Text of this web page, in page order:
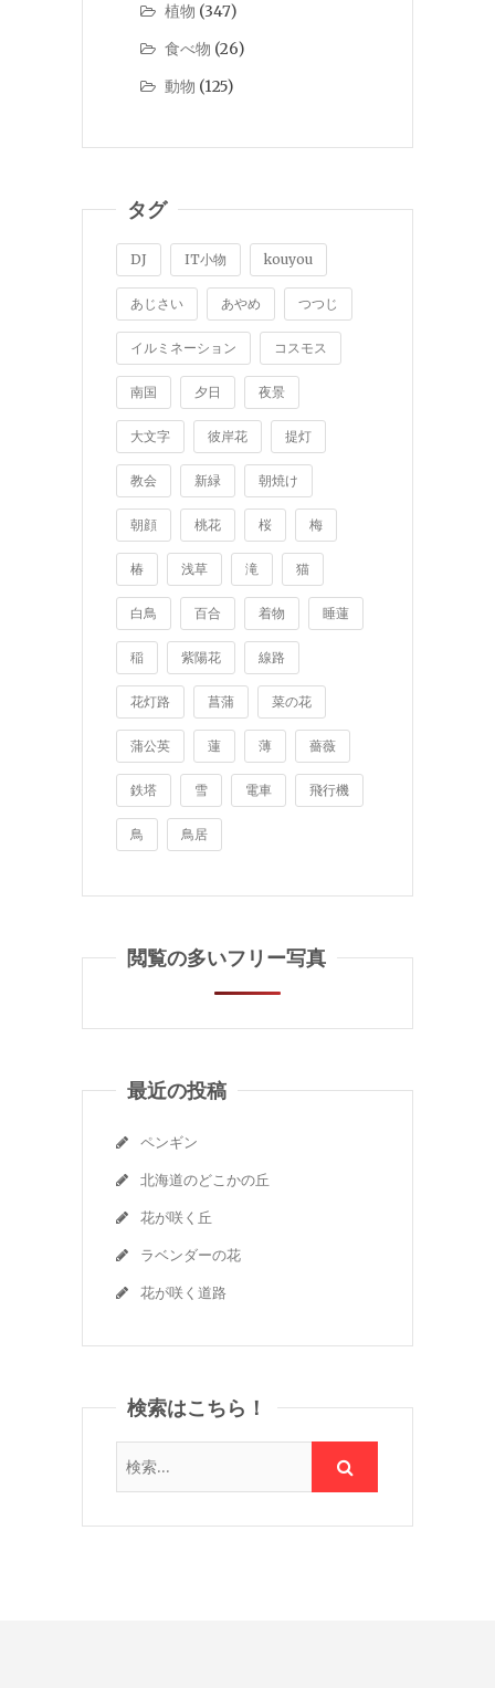
植物 (347)
食べ物 (26)
動物 (125)
タグ
DJ IT小物 kouyou
あじさい あやめ つつじ
イルミネーション コスモス
南国 夕日 夜景
大文字 彼岸花 提灯
教会 新緑 朝焼け
朝顔 桃花 桜 梅
椿 浅草 滝 猫
白鳥 百合 着物 睡蓮
稲 紫陽花 線路
花灯路 菖蒲 菜の花
蒲公英 蓮 薄 薔薇
鉄塔 雪 電車 飛行機
鳥 鳥居
閲覧の多いフリー写真
最近の投稿
ペンギン
北海道のどこかの丘
花が咲く丘
ラベンダーの花
花が咲く道路
検索はこちら！